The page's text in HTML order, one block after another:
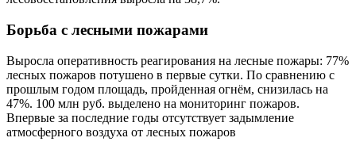
Борьба с лесными пожарами
Выросла оперативность реагирования на лесные пожары: 77%
лесных пожаров потушено в первые сутки. По сравнению с
прошлым годом площадь, пройденная огнём, снизилась на
47%. 100 млн руб. выделено на мониторинг пожаров.
Впервые за последние годы отсутствует задымление
атмосферного воздуха от лесных пожаров